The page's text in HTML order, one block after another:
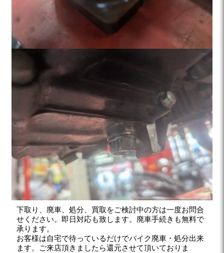
下取り、廃車、処分、買取をご検討中の方は一度お問合
せください。即日対応も致します。廃車手続きも無料で
承ります。
お客様は自宅で待っているだけでバイク廃車・処分出来
ます。ご来店頂きましたら還元させて頂いておりま